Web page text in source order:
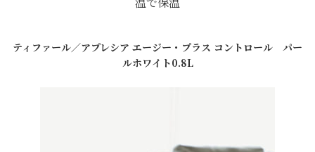
ティファール／アプレシア エージー・プラス コントロール パー
ルホワイト0.8L